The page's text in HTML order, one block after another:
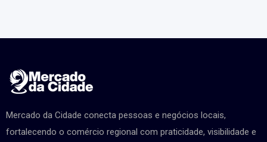
Mercado da Cidade conecta pessoas e negócios locais,
fortalecendo o comércio regional com praticidade, visibilidade e